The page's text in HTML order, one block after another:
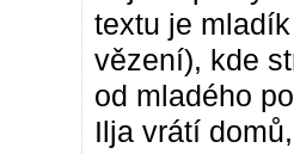
textu je
vězení), kde
od mladého
Ilja vrátí